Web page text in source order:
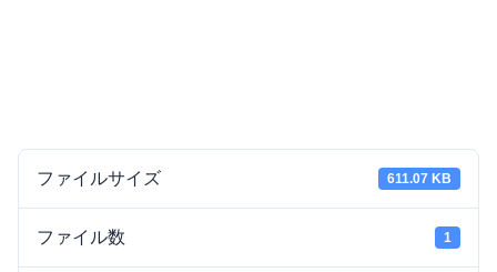
ファイルサイズ 611.07 KB
ファイル数 1